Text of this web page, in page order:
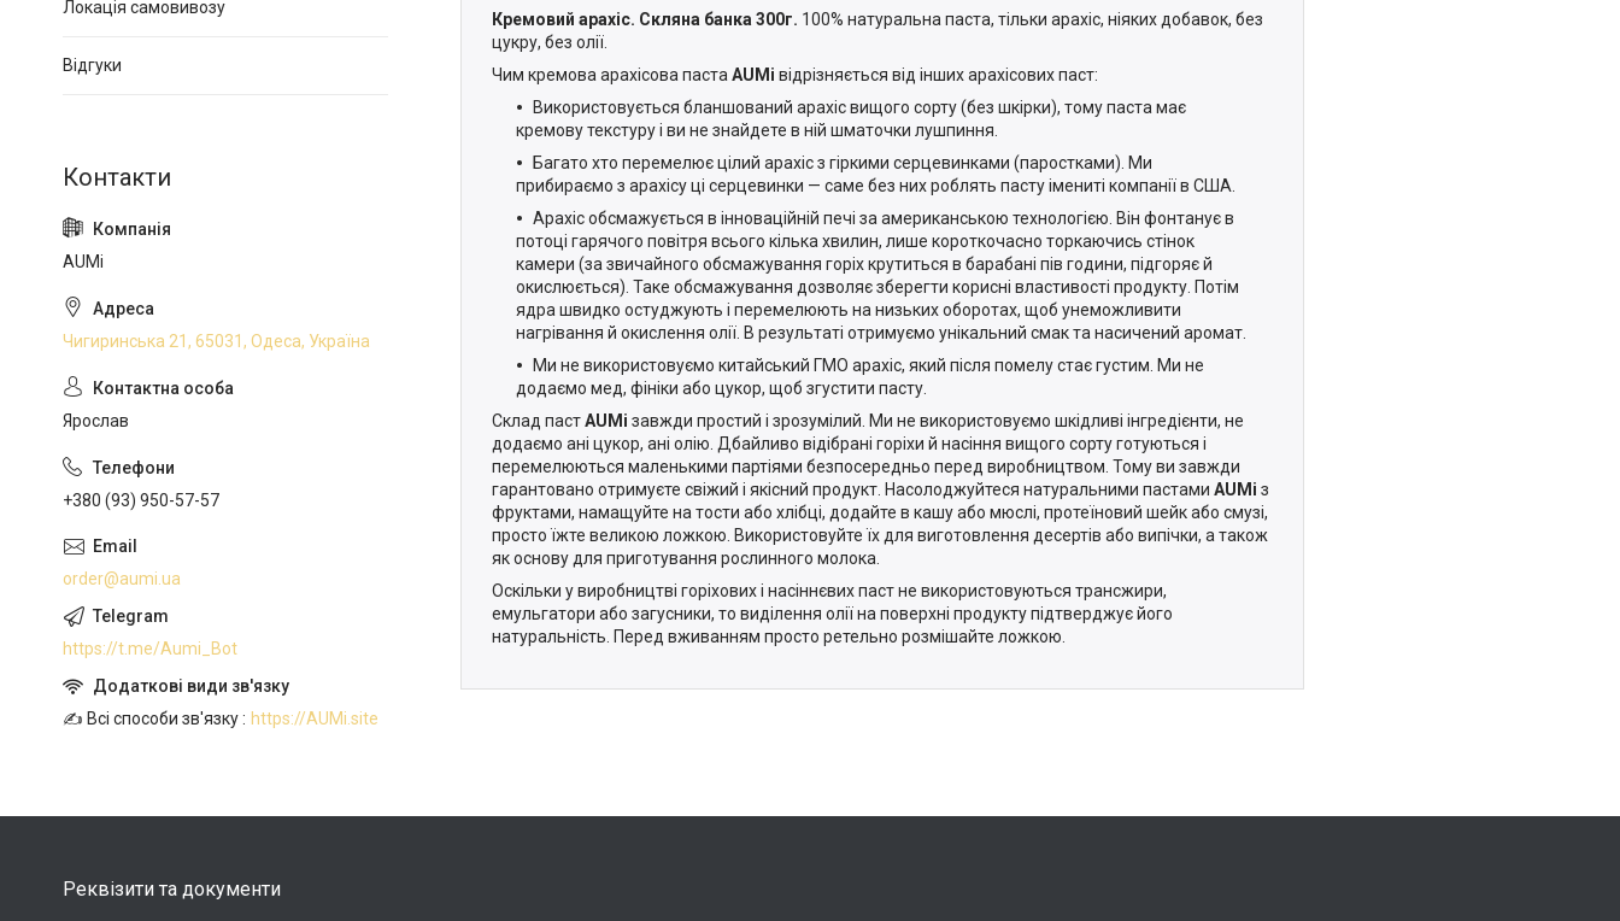
Кремовий арахіс. Скляна банка 300г. 100% натуральна паста, тільки арахіс, ніяких добавок, без
цукру, без олії.
Чим кремова арахісова паста AUMi відрізняється від інших арахісових паст:
Використовується бланшований арахіс вищого сорту (без шкірки), тому паста має
кремову текстуру і ви не знайдете в ній шматочки лушпиння.
Багато хто перемелює цілий арахіс з гіркими серцевинками (паростками). Ми
прибираємо з арахісу ці серцевинки — саме без них роблять пасту імениті компанії в США.
Арахіс обсмажується в інноваційній печі за американською технологією. Він фонтанує в
потоці гарячого повітря всього кілька хвилин, лише короткочасно торкаючись стінок
камери (за звичайного обсмажування горіх крутиться в барабані пів години, підгоряє й
окислюється). Таке обсмажування дозволяє зберегти корисні властивості продукту. Потім
ядра швидко остуджують і перемелюють на низьких оборотах, щоб унеможливити
нагрівання й окислення олії. В результаті отримуємо унікальний смак та насичений аромат.
Ми не використовуємо китайський ГМО арахіс, який після помелу стає густим. Ми не
додаємо мед, фініки або цукор, щоб згустити пасту.
Склад пастAUMі завжди простий і зрозумілий. Ми не використовуємо шкідливі інгредієнти, не
додаємо ані цукор, ані олію. Дбайливо відібрані горіхи й насіння вищого сорту готуються і
перемелюються маленькими партіями безпосередньо перед виробництвом. Тому ви завжди
гарантовано отримуєте свіжий і якісний продукт. Насолоджуйтеся натуральними пастами AUMі з
фруктами, намащуйте на тости або хлібці, додайте в кашу або мюслі, протеїновий шейк або смузі,
просто їжте великою ложкою. Використовуйте їх для виготовлення десертів або випічки, а також
як основу для приготування рослинного молока.
Оскільки у виробництві горіхових і насіннєвих паст не використовуються трансжири,
емульгатори або загусники, то виділення олії на поверхні продукту підтверджує його
натуральність. Перед вживанням просто ретельно розмішайте ложкою.
Локація самовивозу
Відгуки
AUMi
Чигиринська 21, 65031, Одеса, Україна
Ярослав
+380 (93) 950-57-57
order@aumi.ua
https://t.me/Aumi_Bot
✍️ Всі способи зв'язку https://AUMi.site
Реквізити та документи